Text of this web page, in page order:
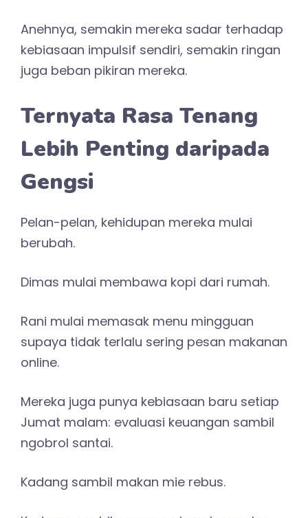
Anehnya, semakin mereka sadar terhadap
kebiasaan impulsif sendiri, semakin ringan
juga beban pikiran mereka.
Ternyata Rasa Tenang
Lebih Penting daripada
Gengsi
Pelan-pelan, kehidupan mereka mulai
berubah.
Dimas mulai membawa kopi dari rumah.
Rani mulai memasak menu mingguan
supaya tidak terlalu sering pesan makanan
online.
Mereka juga punya kebiasaan baru setiap
Jumat malam: evaluasi keuangan sambil
ngobrol santai.
Kadang sambil makan mie rebus.